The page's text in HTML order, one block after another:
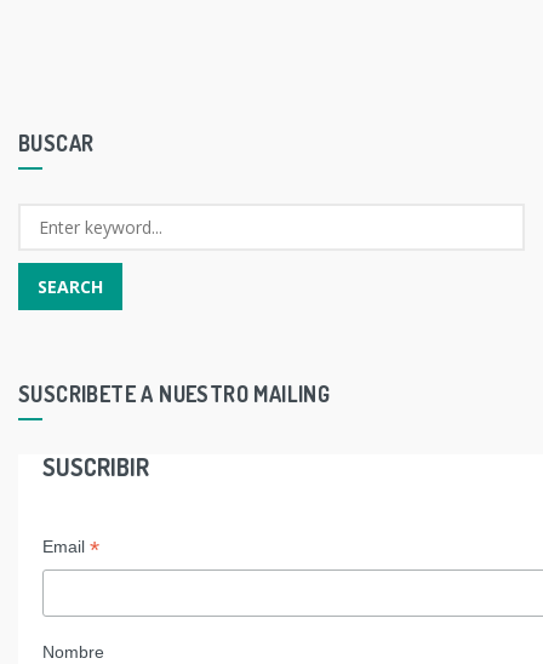
BUSCAR
SUSCRIBETE A NUESTRO MAILING
SUSCRIBIR
Email *
Nombre